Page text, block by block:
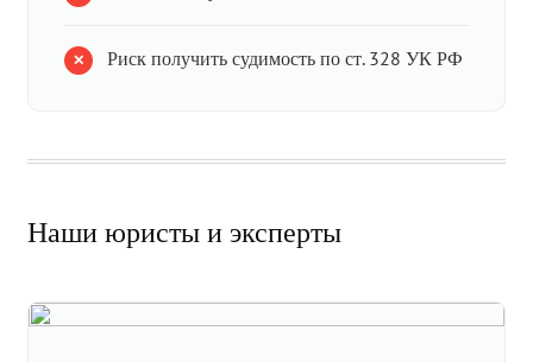
Риск получить судимость по ст. 328 УК РФ
Наши юристы и эксперты